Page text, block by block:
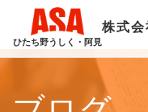
ひたち野うしく・阿見
株式